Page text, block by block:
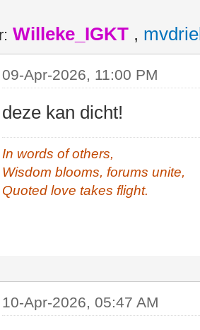
Willeke_IGKT ,
09-Apr-2026, 11:00 PM
deze kan dicht!
In words of others,
Wisdom blooms, forums unite,
Quoted love takes flight.
10-Apr-2026, 05:47 AM